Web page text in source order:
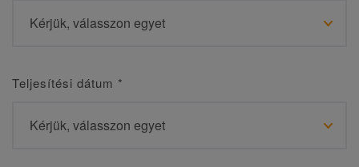
Teljesítési dátum *